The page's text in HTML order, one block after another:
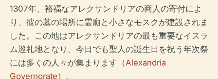
1307年、裕福なアレクサンドリアの商人の寄付によ
り、彼の墓の場所に霊廟と小さなモスクが建設されま
した。この地はアレクサンドリアの最も重要なイスラ
ム巡礼地となり、今日でも聖人の誕生日を祝う年次祭
には多くの人々が集まります（Alexandria
Governorate）。